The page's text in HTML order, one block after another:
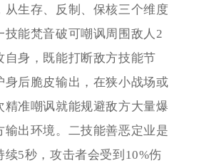
从生存、反制、保核三个维度
技能梵音破可嘲讽周围敌人2
自身，既能打断敌方技能节
身后脆皮输出，在狭小战场或
精准嘲讽就能规避敌方大量爆
输出环境。二技能善恶定业是
续5秒，攻击者会受到10%伤